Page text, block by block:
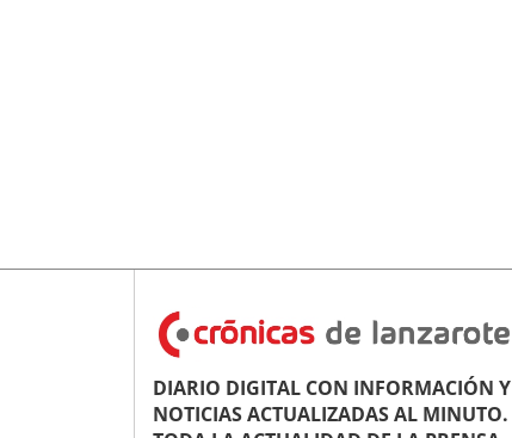
DIARIO DIGITAL CON INFORMACIÓN Y
NOTICIAS ACTUALIZADAS AL MINUTO.